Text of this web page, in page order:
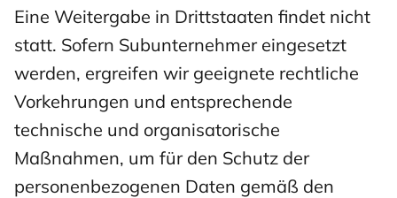
Eine Weitergabe in Drittstaaten findet nicht
statt. Sofern Subunternehmer eingesetzt
werden, ergreifen wir geeignete rechtliche
Vorkehrungen und entsprechende
technische und organisatorische
Maßnahmen, um für den Schutz der
personenbezogenen Daten gemäß den